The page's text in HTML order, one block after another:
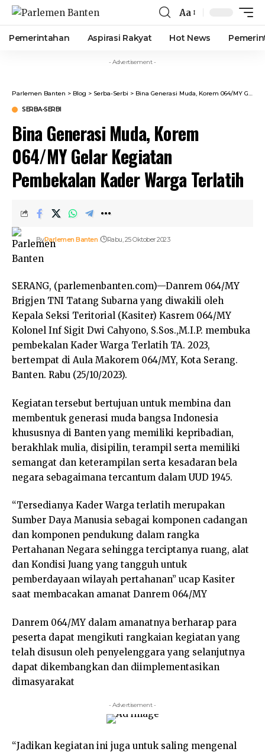
Font
Resizer
Aa
Pemerintahan Aspirasi Rakyat Hot News
- Advertisement -
Parlemen Banten > Blog > Serba-Serbi > Bina Generasi Muda, Korem 064/MY Gelar Kegiatan Pembekalan Kader Warga Terlatih
SERBA-SERBI
Bina Generasi Muda, Korem
064/MY Gelar Kegiatan
Pembekalan Kader Warga Terlatih
ByParlemen Banten Rabu, 25 Oktober 2023
SERANG, (parlemenbanten.com)—Danrem 064/MY
Brigjen TNI Tatang Subarna yang diwakili oleh
Kepala Seksi Teritorial (Kasiter) Kasrem 064/MY
Kolonel Inf Sigit Dwi Cahyono, S.Sos.,M.I.P. membuka
pembekalan Kader Warga Terlatih TA. 2023,
bertempat di Aula Makorem 064/MY, Kota Serang.
Banten. Rabu (25/10/2023).
Kegiatan tersebut bertujuan untuk membina dan
membentuk generasi muda bangsa Indonesia
khususnya di Banten yang memiliki kepribadian,
berakhlak mulia, disipilin, terampil serta memiliki
semangat dan keterampilan serta kesadaran bela
negara sebagaimana tercantum dalam UUD 1945.
“Tersedianya Kader Warga terlatih merupakan
Sumber Daya Manusia sebagai komponen cadangan
dan komponen pendukung dalam rangka
Pertahanan Negara sehingga terciptanya ruang, alat
dan Kondisi Juang yang tangguh untuk
pemberdayaan wilayah pertahanan” ucap Kasiter
saat membacakan amanat Danrem 064/MY
Danrem 064/MY dalam amanatnya berharap para
peserta dapat mengikuti rangkaian kegiatan yang
telah disusun oleh penyelenggara yang selanjutnya
dapat dikembangkan dan diimplementasikan
dimasyarakat
- Advertisement -
“Jadikan kegiatan ini juga untuk saling mengenal